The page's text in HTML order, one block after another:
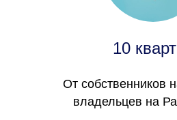
10
От собственников
владельцев на